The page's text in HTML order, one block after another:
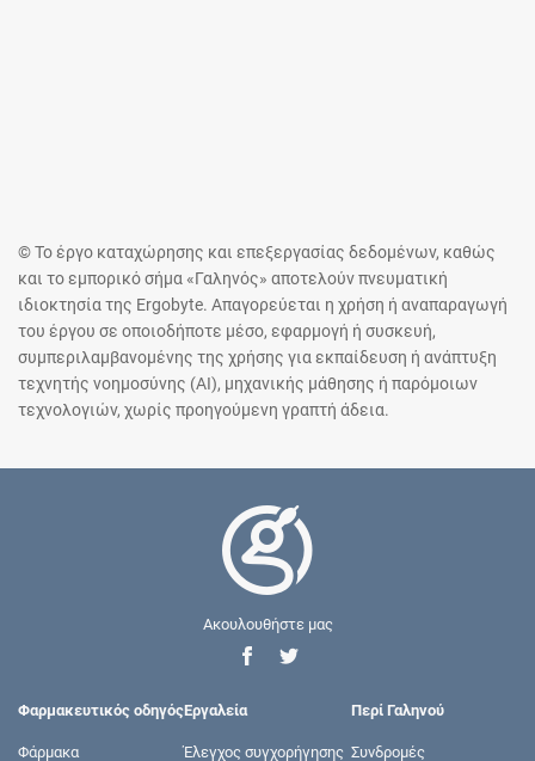
© Το έργο καταχώρησης και επεξεργασίας δεδομένων, καθώς
και το εμπορικό σήμα «Γαληνός» αποτελούν πνευματική
ιδιοκτησία της Ergobyte. Απαγορεύεται η χρήση ή αναπαραγωγή
του έργου σε οποιοδήποτε μέσο, εφαρμογή ή συσκευή,
συμπεριλαμβανομένης της χρήσης για εκπαίδευση ή ανάπτυξη
τεχνητής νοημοσύνης (AI), μηχανικής μάθησης ή παρόμοιων
τεχνολογιών, χωρίς προηγούμενη γραπτή άδεια.
Ακουλουθήστε μας
Φαρμακευτικός οδηγός
Φάρμακα
Εργαλεία
Έλεγχος συγχορήγησης
Περί Γαληνού
Συνδρομές